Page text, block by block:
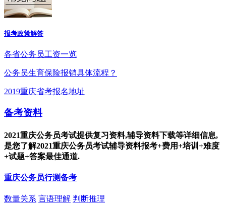
报考政策解答
各省公务员工资一览
公务员生育保险报销具体流程？
2019重庆省考报名地址
备考资料
2021重庆公务员考试提供复习资料,辅导资料下载等详细信息,
是您了解2021重庆公务员考试辅导资料报考+费用+培训+难度
+试题+答案最佳通道.
重庆公务员行测备考
数量关系 言语理解 判断推理